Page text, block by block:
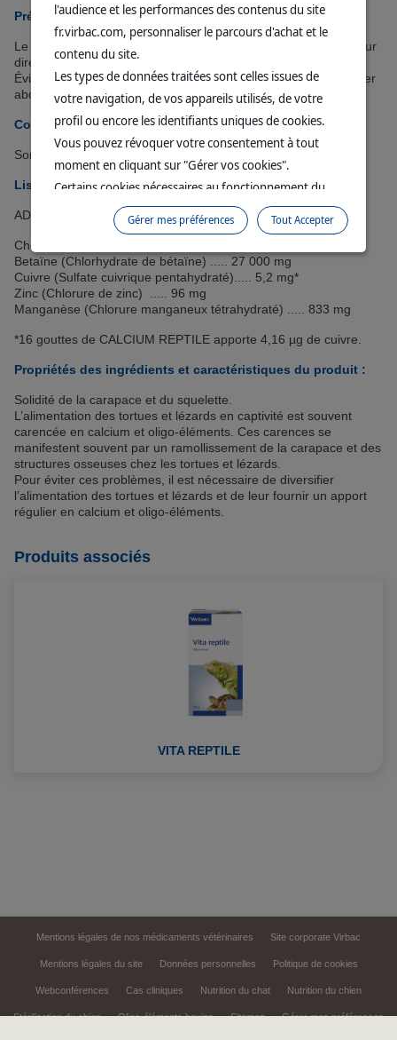
Précautions d’emploi :
Le produit CALCIUM REPTILE ne doit jamais être administré pur
directement dans la bouche de l'animal.
Éviter tout contact avec les yeux. Si contact avec les yeux, rincer
abondamment à l'eau claire.
Composition :
Sorbitol, chlorure de calcium.
Liste des additifs :
ADDITIFS NUTRITIONNELS PAR KG
Choline (Chlorure de choline) ..... 308 000 mg
Betaïne (Chlorhydrate de bétaïne) ..... 27 000 mg
Cuivre (Sulfate cuivrique pentahydraté)..... 5,2 mg*
Zinc (Chlorure de zinc) ..... 96 mg
Manganèse (Chlorure manganeux tétrahydraté) ..... 833 mg
*16 gouttes de CALCIUM REPTILE apporte 4,16 µg de cuivre.
Propriétés des ingrédients et caractéristiques du produit :
Solidité de la carapace et du squelette.
L’alimentation des tortues et lézards en captivité est souvent
carencée en calcium et oligo-éléments. Ces carences se
manifestent souvent par un ramollissement de la carapace et des
structures osseuses chez les tortues et lézards.
Pour éviter ces problèmes, il est nécessaire de diversifier
l’alimentation des tortues et lézards et de leur fournir un apport
régulier en calcium et oligo-éléments.
Produits associés
VITA REPTILE
Mentions légales de nos médicaments vétérinaires Site corporate Virbac
Mentions légales du site Données personnelles Politique de cookies
Webconférences Cas cliniques Nutrition du chat Nutrition du chien
Stérilisation du chien Oligo-éléments bovins Sitemap Gérer mes préférences
l'audience et les performances des contenus du site
fr.virbac.com, personnaliser le parcours d'achat et le
contenu du site.
Les types de données traitées sont celles issues de
votre navigation, de vos appareils utilisés, de votre
profil ou encore les identifiants uniques de cookies.
Vous pouvez révoquer votre consentement à tout
moment en cliquant sur "Gérer vos cookies".
Certains cookies nécessaires au fonctionnement du
site sont déposés sans votre consentement. Ils
permettent et facilitent votre navigation sur le site. En
cliquant sur “Continuer sans accepter” aucun cookie
soumis à votre consentement ne sera déposé.
Pour plus d'informations, vous pouvez consulter
notrePolitique de protection des données
et notre
Politique cookies.
Tout Accepter
Gérer mes préférences